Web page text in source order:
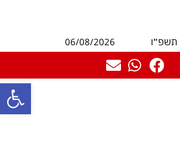
פתח
תשפ״ו
06/08/2026